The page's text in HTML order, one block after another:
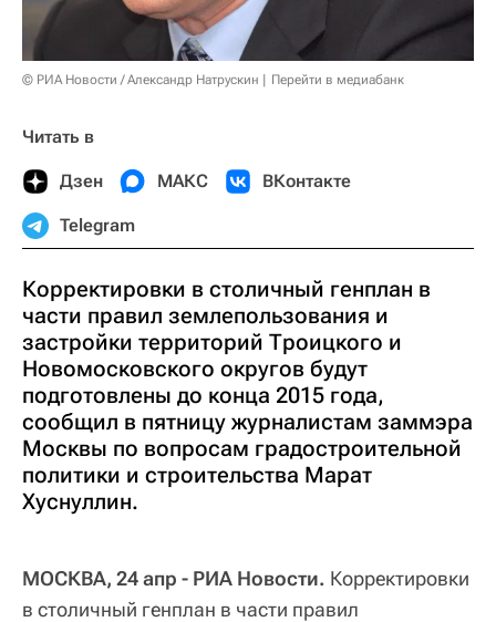
© РИА Новости / Александр Натрускин Перейти в медиабанк
Читать в
Дзен МАКС ВКонтакте
Telegram
Корректировки в столичный генплан в
части правил землепользования и
застройки территорий Троицкого и
Новомосковского округов будут
подготовлены до конца 2015 года,
сообщил в пятницу журналистам заммэра
Москвы по вопросам градостроительной
политики и строительства Марат
Хуснуллин.
МОСКВА, 24 апр - РИА Новости. Корректировки
в столичный генплан в части правил